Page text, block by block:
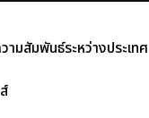
ามสัมพันธ์ระหว่างประเทศ